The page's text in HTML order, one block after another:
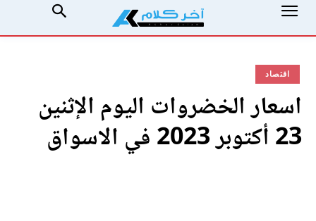
اقتصاد
اسعار الخضروات اليوم الإثنين
23 أكتوبر 2023 في الاسواق